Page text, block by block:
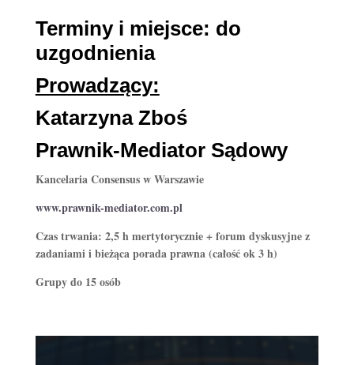
Terminy i miejsce: do
uzgodnienia
Prowadzący:
Katarzyna Zboś
Prawnik-Mediator Sądowy
Kancelaria Consensus w Warszawie
www.prawnik-mediator.com.pl
Czas trwania: 2,5 h mertytorycznie + forum dyskusyjne z
zadaniami i bieżąca porada prawna (całość ok 3 h)
Grupy do 15 osób